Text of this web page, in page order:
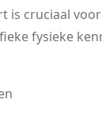
cruciaal
fysieke